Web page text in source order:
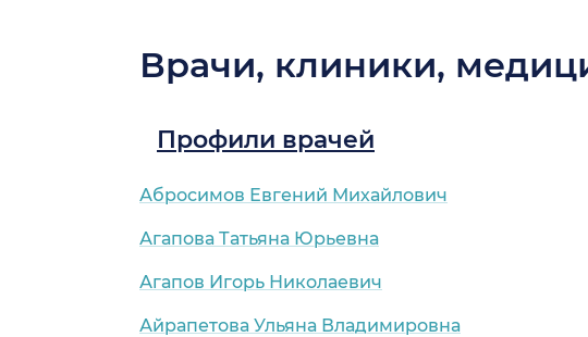
Врачи, клиники,
Профили врачей
Абросимов Евгений Михайлович
Агапова Татьяна Юрьевна
Агапов Игорь Николаевич
Айрапетова Ульяна Владимировна